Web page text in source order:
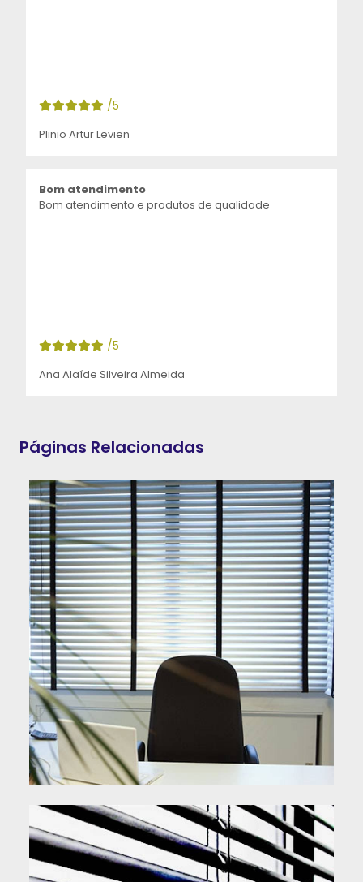
/5
Plinio Artur Levien
Bom atendimento
Bom atendimento e produtos de qualidade
/5
Ana Alaíde Silveira Almeida
Páginas Relacionadas